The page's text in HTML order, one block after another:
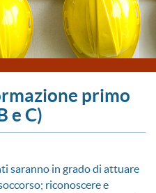
primo
e C)
saranno in grado di attuare
riconoscere e